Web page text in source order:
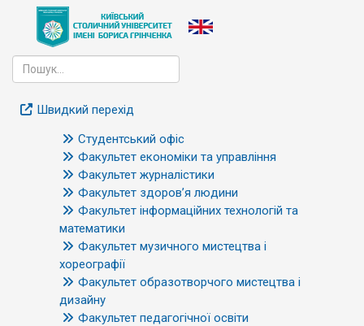
Швидкий перехід
Студентський офіс
Факультет економіки та управління
Факультет журналістики
Факультет здоров’я людини
Факультет інформаційних технологій та
математики
Факультет музичного мистецтва і
хореографії
Факультет образотворчого мистецтва і
дизайну
Факультет педагогічної освіти